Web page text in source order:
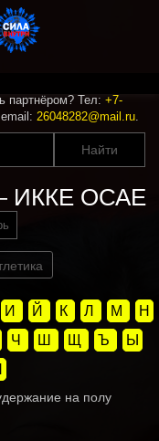
партнёром? Тел: +7-
email: 26048282@mail.ru.
ИККЕ ОСАЕ
И Й К Л М
Н
Ч Ш Щ Ъ
Ы
на полу